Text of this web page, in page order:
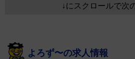
↓にスクロールで次
よろず〜の求人情報